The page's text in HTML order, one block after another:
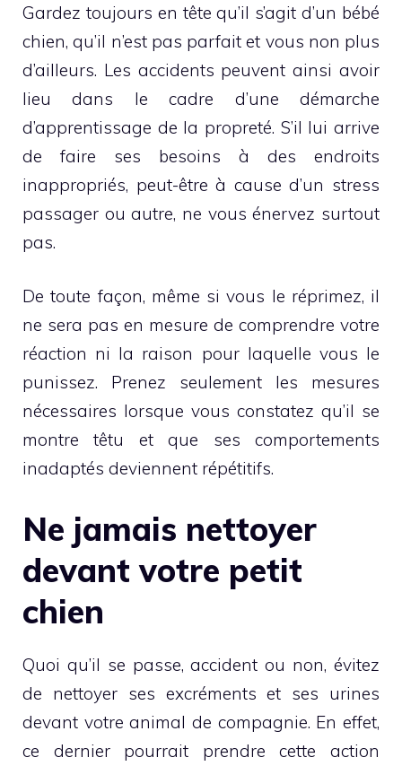
Gardez toujours en tête qu’il s’agit d’un bébé
chien, qu’il n’est pas parfait et vous non plus
d’ailleurs. Les accidents peuvent ainsi avoir
lieu dans le cadre d’une démarche
d’apprentissage de la propreté. S’il lui arrive
de faire ses besoins à des endroits
inappropriés, peut-être à cause d’un stress
passager ou autre, ne vous énervez surtout
pas.
De toute façon, même si vous le réprimez, il
ne sera pas en mesure de comprendre votre
réaction ni la raison pour laquelle vous le
punissez. Prenez seulement les mesures
nécessaires lorsque vous constatez qu’il se
montre têtu et que ses comportements
inadaptés deviennent répétitifs.
Ne jamais nettoyer
devant votre petit
chien
Quoi qu’il se passe, accident ou non, évitez
de nettoyer ses excréments et ses urines
devant votre animal de compagnie. En effet,
ce dernier pourrait prendre cette action